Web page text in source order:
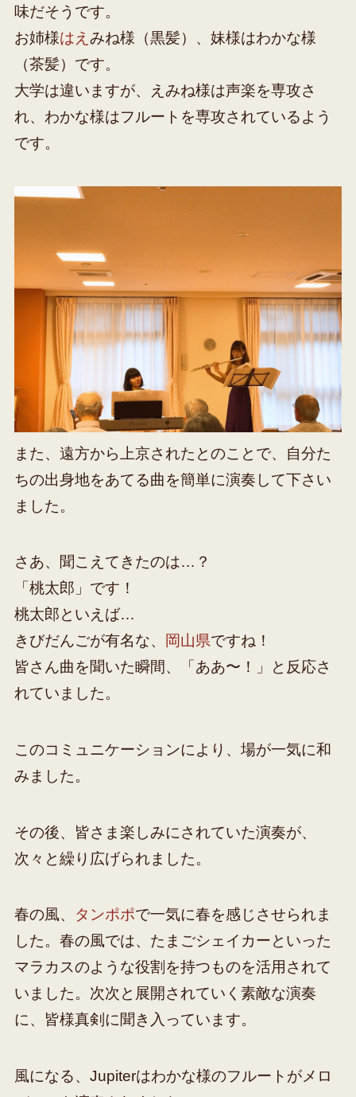
味だそうです。
お姉様はえ みね様（黒髪）、妹様はわかな様
（茶髪）です。
大学は違いますが、えみね様は声楽を専攻さ
れ、わかな様はフルートを専攻されているよう
です。
また、遠方から上京されたとのことで、自分た
ちの出身地をあてる曲を簡単に演奏して下さい
ました。
さあ、聞こえてきたのは…？
「桃太郎」です！
桃太郎といえば…
きびだんごが有名な、
岡山県ですね！
皆さん曲を聞いた瞬間、「ああ〜！」と反応さ
れていました。
このコミュニケーションにより、場が一気に和
みました。
その後、皆さま楽しみにされていた演奏が、
次々と繰り広げられました。
春の風、 タンポポで一気に春を感じさせられま
した。春の風では、たまごシェイカーといった
マラカスのような役割を持つものを活用されて
いました。次次と展開されていく素敵な演奏
に、皆様真剣に聞き入っています。
風になる、Jupiterはわかな様のフルートがメロ